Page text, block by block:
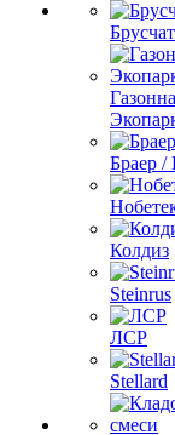
Браер /
Колдиз
Steinrus
ЛСР
Stellard